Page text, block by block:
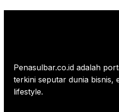
Penasulbar.co.id adalah
terkini seputar dunia bisnis,
lifestyle.